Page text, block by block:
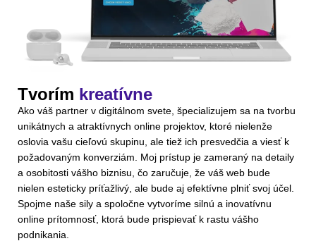
Tvorím kreatívne
Ako váš partner v digitálnom svete, špecializujem sa na tvorbu
unikátnych a atraktívnych online projektov, ktoré nielenže
oslovia vašu cieľovú skupinu, ale tiež ich presvedčia a viesť k
požadovaným konverziám. Moj prístup je zameraný na detaily
a osobitosti vášho biznisu, čo zaručuje, že váš web bude
nielen esteticky príťažlivý, ale bude aj efektívne plniť svoj účel.
Spojme naše sily a spoločne vytvoríme silnú a inovatívnu
online prítomnosť, ktorá bude prispievať k rastu vášho
podnikania.